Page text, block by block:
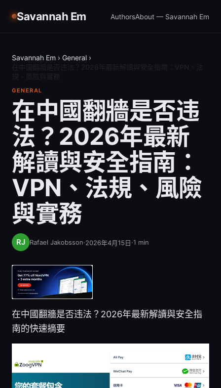
Savannah Em AuthorsAbout — Savannah Em
Savannah Em › General ›
GENERAL
在中國翻牆是否违
法？2026年最新
解讀與安全指南：
VPN、法規、風險
與實務
Rafael Jakobsson·2026年4月15日·1 min
在中國翻牆是否违法？2026年最新解讀與安全指
南的快速摘要